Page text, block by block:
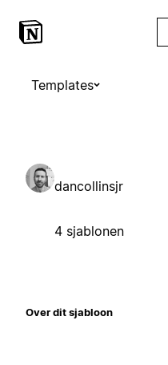
Templates
dancollinsjr
4 sjablonen
Over dit sjabloon